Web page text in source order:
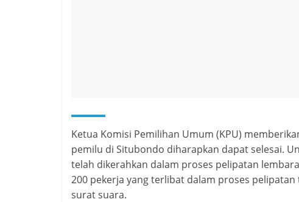
Ketua Komisi Pemilihan Umum (KPU)
pemilu di Situbondo diharapkan dapat selesai.
telah dikerahkan dalam proses pelipatan
200 pekerja yang terlibat dalam proses
surat suara.